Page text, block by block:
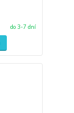
do 3-7 dní